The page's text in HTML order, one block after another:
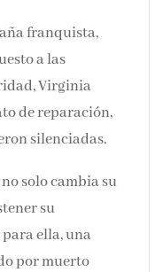
franquista,
a las
Virginia
de reparación,
silenciadas.
solo cambia su
su
ella, una
por muerto